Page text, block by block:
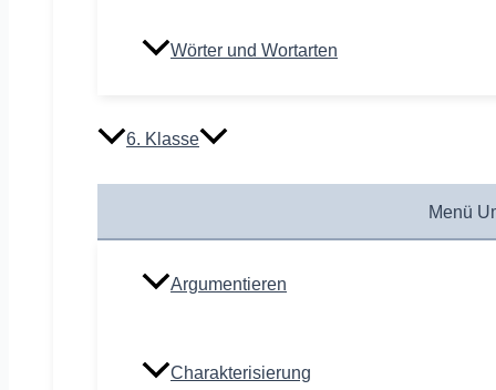
Wörter und Wortarten
6. Klasse
Menü
Argumentieren
Charakterisierung